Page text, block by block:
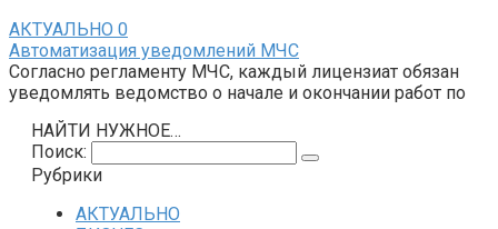
АКТУАЛЬНО 0
Автоматизация уведомлений МЧС
Согласно регламенту МЧС, каждый лицензиат обязан
уведомлять ведомство о начале и окончании работ по
НАЙТИ НУЖНОЕ…
Поиск:
Рубрики
АКТУАЛЬНО